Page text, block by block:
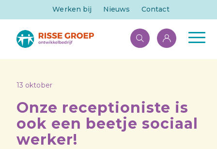
Werken bij Nieuws Contact
13 oktober
Onze receptioniste is
ook een beetje sociaal
werker!